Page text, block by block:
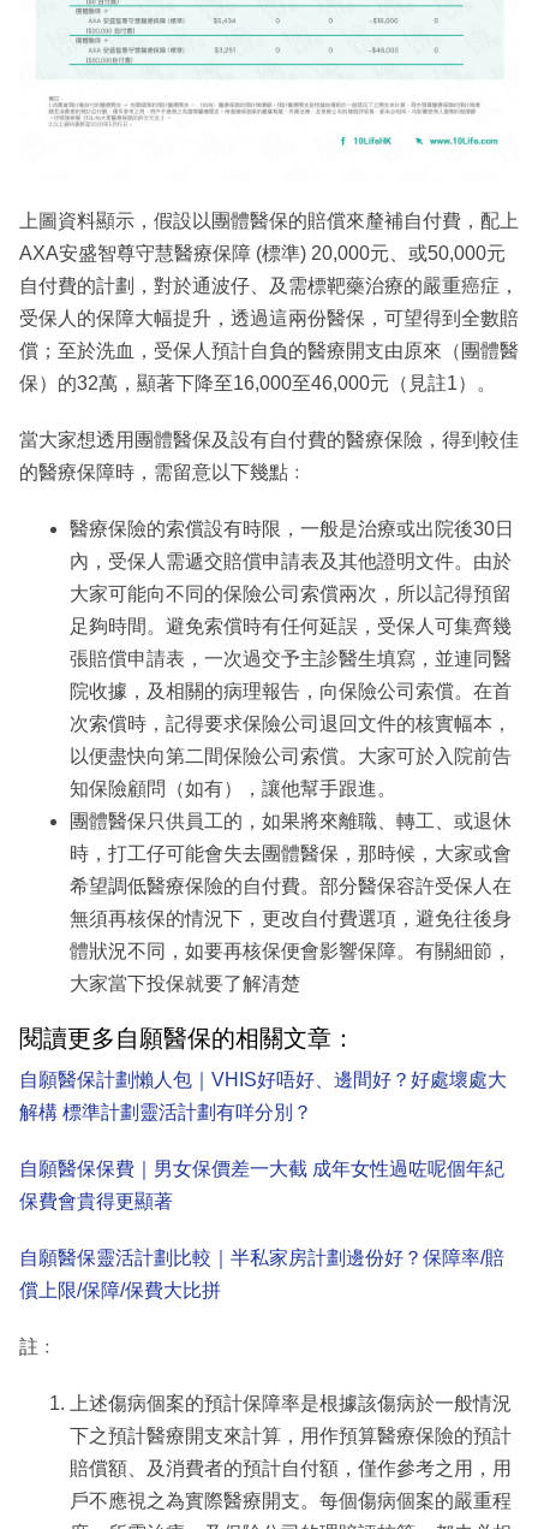
上圖資料顯示，假設以團體醫保的賠償來釐補自付費，配上
AXA安盛智尊守慧醫療保障 (標準) 20,000元、或50,000元
自付費的計劃，對於通波仔、及需標靶藥治療的嚴重癌症，
受保人的保障大幅提升，透過這兩份醫保，可望得到全數賠
償；至於洗血，受保人預計自負的醫療開支由原來（團體醫
保）的32萬，顯著下降至16,000至46,000元（見註1）。
當大家想透用團體醫保及設有自付費的醫療保險，得到較佳
的醫療保障時，需留意以下幾點﹕
醫療保險的索償設有時限，一般是治療或出院後30日
內，受保人需遞交賠償申請表及其他證明文件。由於
大家可能向不同的保險公司索償兩次，所以記得預留
足夠時間。避免索償時有任何延誤，受保人可集齊幾
張賠償申請表，一次過交予主診醫生填寫，並連同醫
院收據，及相關的病理報告，向保險公司索償。在首
次索償時，記得要求保險公司退回文件的核實幅本，
以便盡快向第二間保險公司索償。大家可於入院前告
知保險顧問（如有），讓他幫手跟進。
團體醫保只供員工的，如果將來離職、轉工、或退休
時，打工仔可能會失去團體醫保，那時候，大家或會
希望調低醫療保險的自付費。部分醫保容許受保人在
無須再核保的情況下，更改自付費選項，避免往後身
體狀況不同，如要再核保便會影響保障。有關細節，
大家當下投保就要了解清楚
閱讀更多自願醫保的相關文章：
自願醫保計劃懶人包｜VHIS好唔好、邊間好？好處壞處大
解構 標準計劃靈活計劃有咩分別？
自願醫保保費｜男女保價差一大截 成年女性過咗呢個年紀
保費會貴得更顯著
自願醫保靈活計劃比較｜半私家房計劃邊份好？保障率/賠
償上限/保障/保費大比拼
註﹕
上述傷病個案的預計保障率是根據該傷病於一般情況
下之預計醫療開支來計算，用作預算醫療保險的預計
賠償額、及消費者的預計自付額，僅作參考之用，用
戶不應視之為實際醫療開支。每個傷病個案的嚴重程